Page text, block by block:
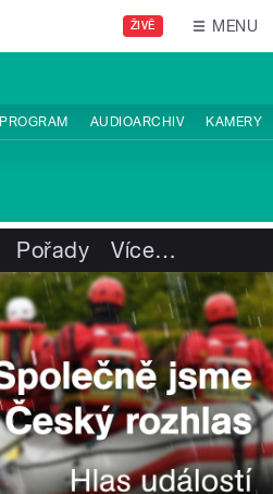
ŽIVĚ MENU
PROGRAM AUDIOARCHIV KAMERY
Pořady Více…